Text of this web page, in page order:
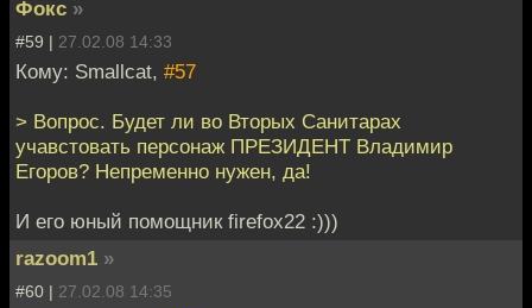
Фокс »
#59 | 27.02.08 14:33
Кому: Smallcat, #57
> Вопрос. Будет ли во Вторых Санитарах
учавстовать персонаж ПРЕЗИДЕНТ Владимир
Егоров? Непременно нужен, да!
И его юный помощник firefox22 :)))
razoom1 »
#60 | 27.02.08 14:35